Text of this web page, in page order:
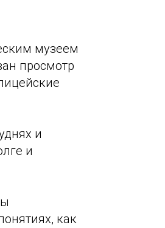
музеем
просмотр
и
и
как